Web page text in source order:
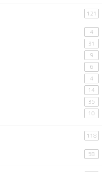
121
4
31
9
6
4
14
35
10
118
58